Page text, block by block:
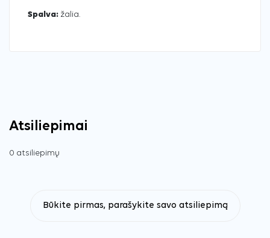
Spalva: žalia.
Atsiliepimai
0 atsiliepimų
Būkite pirmas, parašykite savo atsiliepimą